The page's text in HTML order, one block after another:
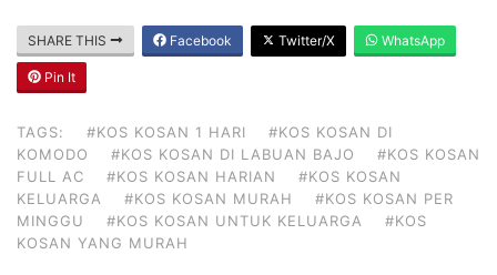
SHARE THIS Facebook Twitter/X WhatsApp
Pin It
TAGS: #KOS KOSAN 1 HARI
#KOS KOSAN DI
KOMODO
#KOS KOSAN DI LABUAN BAJO
#KOS KOSAN
FULL AC
#KOS KOSAN HARIAN
#KOS KOSAN
KELUARGA
#KOS KOSAN MURAH
#KOS KOSAN PER
MINGGU
#KOS KOSAN UNTUK KELUARGA
#KOS
KOSAN YANG MURAH